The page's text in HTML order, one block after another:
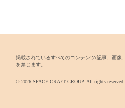
掲載されているすべてのコンテンツ(記事、画像
を禁じます。
© 2026 SPACE CRAFT GROUP. All rights